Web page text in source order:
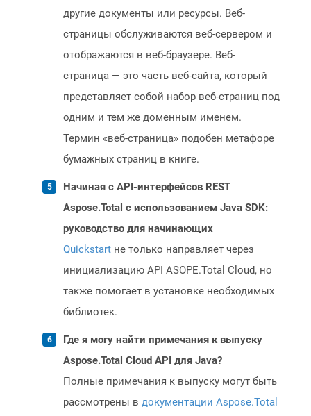
другие документы или ресурсы. Веб-
страницы обслуживаются веб-сервером и
отображаются в веб-браузере. Веб-
страница — это часть веб-сайта, который
представляет собой набор веб-страниц под
одним и тем же доменным именем.
Термин «веб-страница» подобен метафоре
бумажных страниц в книге.
Начиная с API-интерфейсов REST
Aspose.Total с использованием Java SDK:
руководство для начинающих
Quickstart не только направляет через
инициализацию API ASOPE.Total Cloud, но
также помогает в установке необходимых
библиотек.
Где я могу найти примечания к выпуску
Aspose.Total Cloud API для Java?
Полные примечания к выпуску могут быть
рассмотрены в документации Aspose.Total